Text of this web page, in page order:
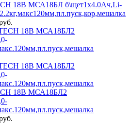
18В МСА18БЛ б\щет1х4.0Ач,Li-
18В МСА18БЛ2